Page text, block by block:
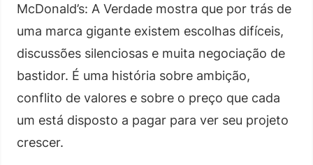
McDonald’s: A Verdade mostra que por trás de
uma marca gigante existem escolhas difíceis,
discussões silenciosas e muita negociação de
bastidor. É uma história sobre ambição,
conflito de valores e sobre o preço que cada
um está disposto a pagar para ver seu projeto
crescer.